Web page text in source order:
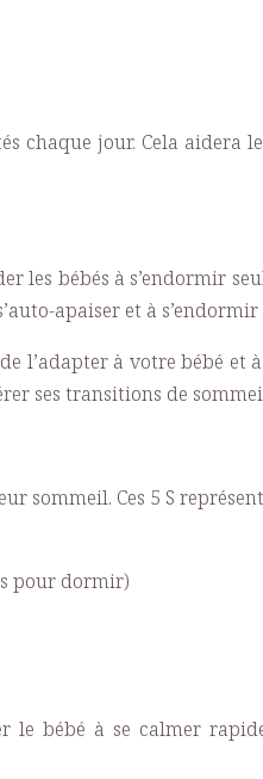
chaque jour. Cela
bébés à s’endormir
apaiser et à
l’adapter à votre bébé et
ses transitions de
sommeil. Ces 5 S
pour dormir)
bébé à se calmer